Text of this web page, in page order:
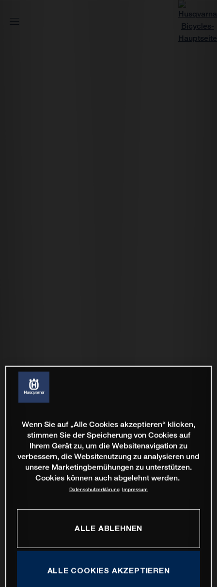
Wenn Sie auf „Alle Cookies akzeptieren“ klicken,
stimmen Sie der Speicherung von Cookies auf
Ihrem Gerät zu, um die Websitenavigation zu
verbessern, die Websitenutzung zu analysieren und
unsere Marketingbemühungen zu unterstützen.
Cookies können auch abgelehnt werden.
Datenschutzerklärung Impressum
ALLE ABLEHNEN
ALLE COOKIES AKZEPTIEREN